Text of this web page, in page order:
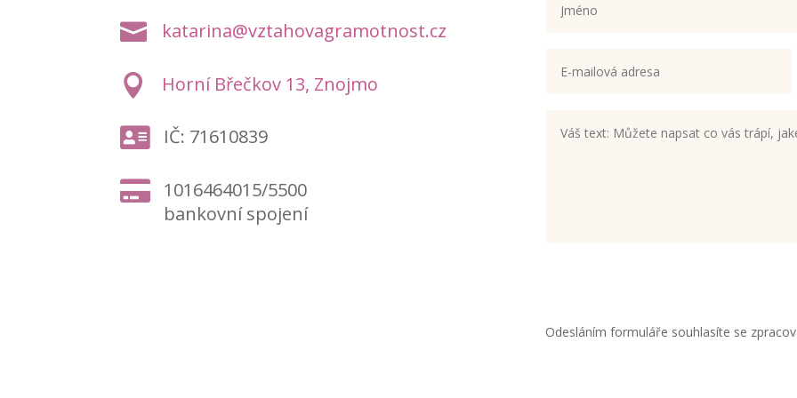
 katarina@vztahovagramotnost.cz
 Horní Břečkov 13, Znojmo
 IČ: 71610839

1016464015/5500
bankovní spojení
Odesláním formuláře souhlasíte se